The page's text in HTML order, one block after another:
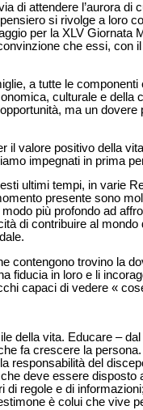
di attendere l’aurora
si rivolge a loro
per la XLV Giornata
che essi, con
a tutte le
culturale e
ma un
il valore positivo della
impegnati in prima
ultimi tempi, in varie
presente sono
più profondo ad
di contribuire al
contengono trovino la
fiducia in loro e li
capaci di vedere «
della vita. Educare –
fa crescere la
responsabilità del
deve essere
regole e di
è colui che vive